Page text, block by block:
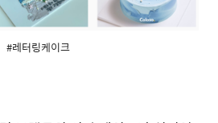
#레터링케이크